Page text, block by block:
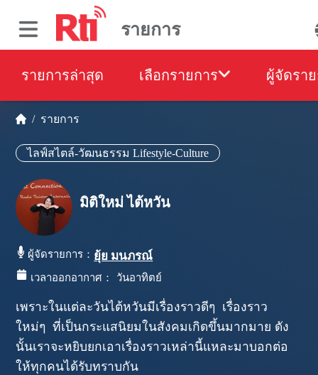
รายการ
รายการล่าสุด เลือกรายการ ผู้จัดรา
/รายการ
ไลฟ์สไตล์-วัฒนธรรม Lifestyle-Culture
มิติใหม่ ไต้หวัน
ผู้จัดรายการ： ยุ้ย มนภรณ์
เวลาออกอากาศ： วันอาทิตย์
เพราะในแต่ละวันไต้หวันมีเรื่องราวดีๆ เรื่องราว
ใหม่ๆ ที่เป็นกระแสนิยมในสังคมเกิดขึ้นมากมาย ดัง
นั้นเราจะหยิบยกเอาเรื่องราวเหล่านี้แหละมาบอกต่อ
ให้ทุกคนได้รับทราบกัน